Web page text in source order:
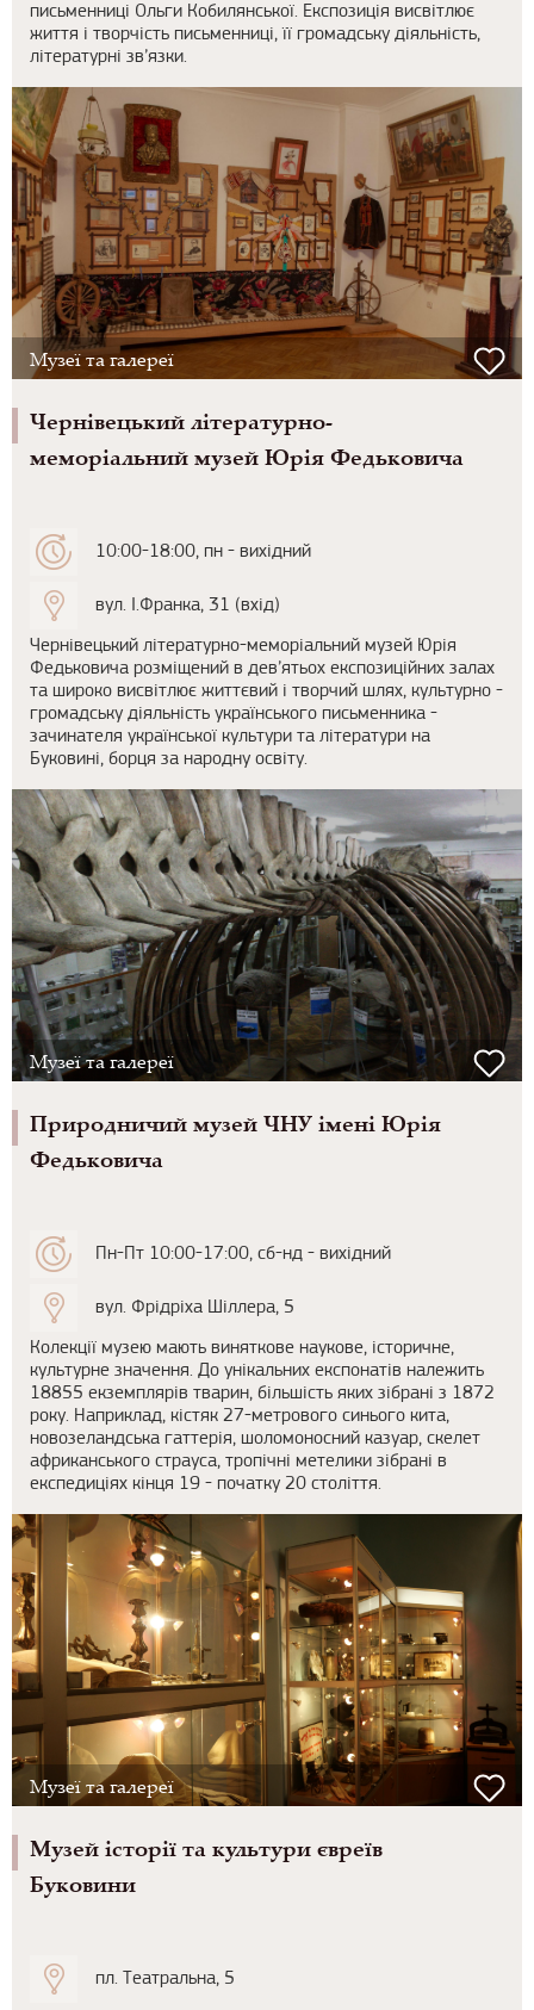
письменниці Ольги Кобилянської. Експозиція висвітлює
життя і творчість письменниці, її громадську діяльність,
літературні зв’язки.
Музеї та галереї
Чернівецький літературно-
меморіальний музей Юрія Федьковича
10:00-18:00, пн - вихідний
вул. І.Франка, 31 (вхід)
Чернівецький літературно-меморіальний музей Юрія
Федьковича розміщений в дев’ятьох експозиційних залах
та широко висвітлює життєвий і творчий шлях, культурно -
громадську діяльність українського письменника -
зачинателя української культури та літератури на
Буковині, борця за народну освіту.
Музеї та галереї
Природничий музей ЧНУ імені Юрія
Федьковича
Пн-Пт 10:00-17:00, сб-нд - вихідний
вул. Фрідріха Шіллера, 5
Колекції музею мають виняткове наукове, історичне,
культурне значення. До унікальних експонатів належить
18855 екземплярів тварин, більшість яких зібрані з 1872
року. Наприклад, кістяк 27-метрового синього кита,
новозеландська гаттерія, шоломоносний казуар, скелет
африканського страуса, тропічні метелики зібрані в
експедиціях кінця 19 - початку 20 століття.
Музеї та галереї
Музей історії та культури євреїв
Буковини
пл. Театральна, 5